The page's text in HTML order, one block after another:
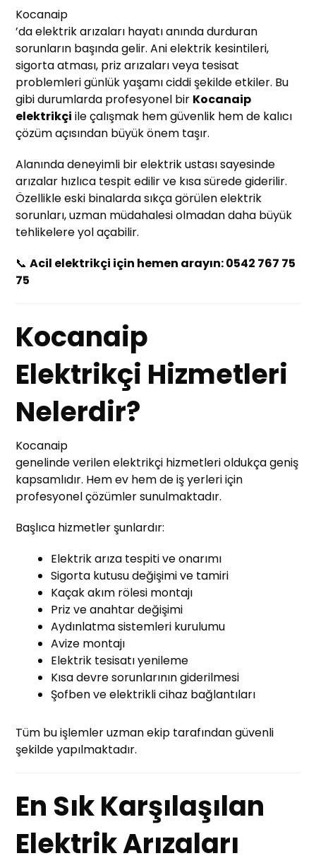
Kocanaip
’da elektrik arızaları hayatı anında durduran
sorunların başında gelir. Ani elektrik kesintileri,
sigorta atması, priz arızaları veya tesisat
problemleri günlük yaşamı ciddi şekilde etkiler. Bu
gibi durumlarda profesyonel bir Kocanaip
elektrikçi ile çalışmak hem güvenlik hem de kalıcı
çözüm açısından büyük önem taşır.
Alanında deneyimli bir elektrik ustası sayesinde
arızalar hızlıca tespit edilir ve kısa sürede giderilir.
Özellikle eski binalarda sıkça görülen elektrik
sorunları, uzman müdahalesi olmadan daha büyük
tehlikelere yol açabilir.
📞Acil elektrikçi için hemen arayın: 0542 767 75
75
Kocanaip
Elektrikçi Hizmetleri
Nelerdir?
Kocanaip
genelinde verilen elektrikçi hizmetleri oldukça geniş
kapsamlıdır. Hem ev hem de iş yerleri için
profesyonel çözümler sunulmaktadır.
Başlıca hizmetler şunlardır:
Elektrik arıza tespiti ve onarımı
Sigorta kutusu değişimi ve tamiri
Kaçak akım rölesi montajı
Priz ve anahtar değişimi
Aydınlatma sistemleri kurulumu
Avize montajı
Elektrik tesisatı yenileme
Kısa devre sorunlarının giderilmesi
Şofben ve elektrikli cihaz bağlantıları
Tüm bu işlemler uzman ekip tarafından güvenli
şekilde yapılmaktadır.
En Sık Karşılaşılan
Elektrik Arızaları